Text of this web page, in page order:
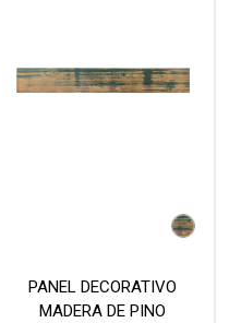
PANEL DECORATIVO
MADERA DE PINO